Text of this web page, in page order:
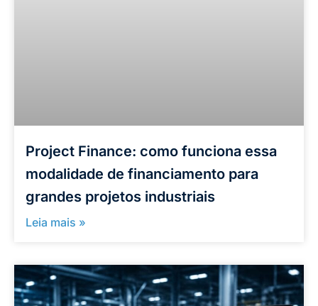
Project Finance: como funciona essa
modalidade de financiamento para
grandes projetos industriais
Leia mais »